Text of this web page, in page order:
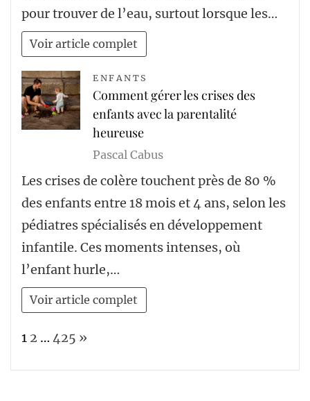
pour trouver de l’eau, surtout lorsque les…
Voir article complet
ENFANTS
Comment gérer les crises des
enfants avec la parentalité
heureuse
Pascal Cabus
Les crises de colère touchent près de 80 %
des enfants entre 18 mois et 4 ans, selon les
pédiatres spécialisés en développement
infantile. Ces moments intenses, où
l’enfant hurle,…
Voir article complet
Page:
1 2 … 425 Next
»